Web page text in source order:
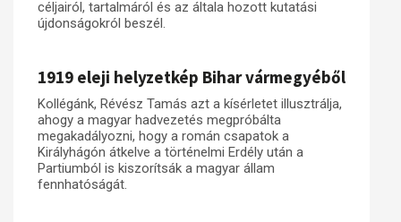
céljairól, tartalmáról és az általa hozott kutatási
újdonságokról beszél.
1919 eleji helyzetkép Bihar vármegyéből
Kollégánk, Révész Tamás azt a kísérletet illusztrálja,
ahogy a magyar hadvezetés megpróbálta
megakadályozni, hogy a román csapatok a
Királyhágón átkelve a történelmi Erdély után a
Partiumból is kiszorítsák a magyar állam
fennhatóságát.